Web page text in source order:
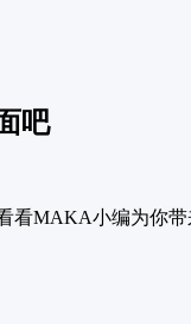
吧
看MAKA小编为你带